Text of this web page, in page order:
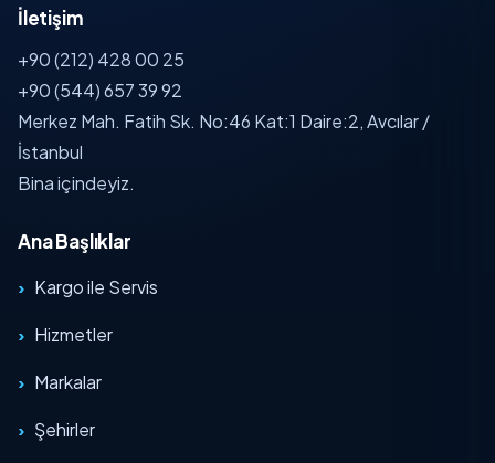
İletişim
+90 (212) 428 00 25
+90 (544) 657 39 92
Merkez Mah. Fatih Sk. No:46 Kat:1 Daire:2, Avcılar /
İstanbul
Bina içindeyiz.
Ana Başlıklar
Kargo ile Servis
Hizmetler
Markalar
Şehirler